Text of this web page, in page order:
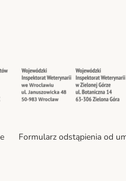
Security Security
Formularz odstąpienia od